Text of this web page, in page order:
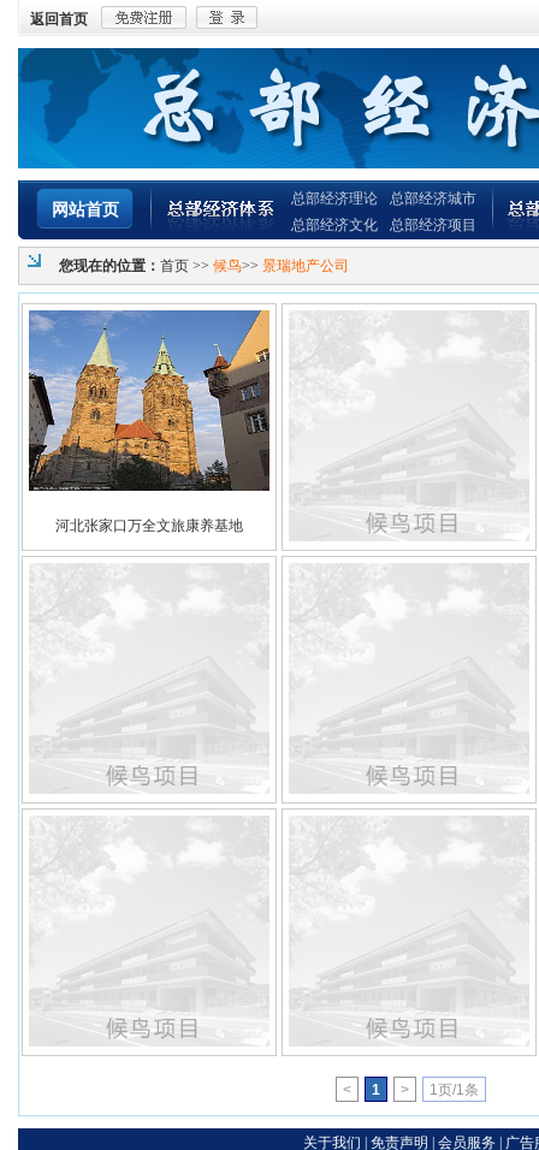
返回首页
网站首页
总部经济理论
总部经济文化
总部经济城市
总部经济项目
您现在的位置： 首页 >> 候鸟>> 景瑞地产公司
河北张家口万全文旅康养基地
< 1 > 1页/1条
关于我们 免责声明 会员服务 广告